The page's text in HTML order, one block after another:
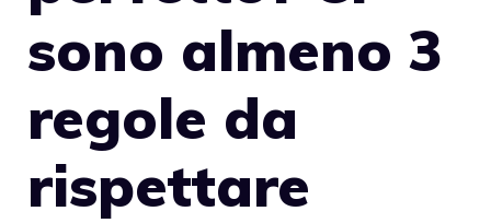
sono almeno 3
regole da
rispettare